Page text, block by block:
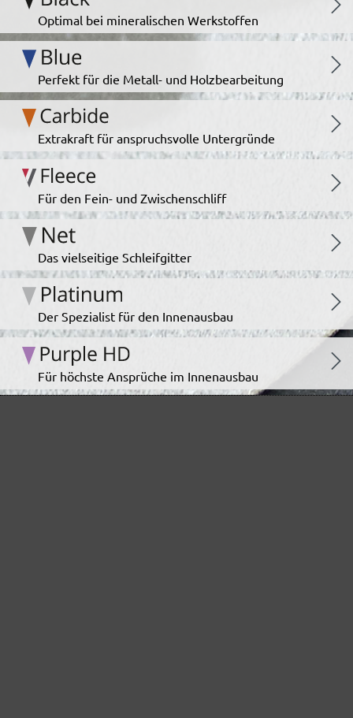
Optimal bei mineralischen Werkstoffen
Perfekt für die Metall- und Holzbearbeitung
Extrakraft für anspruchsvolle Untergründe
Für den Fein- und Zwischenschliff
Das vielseitige Schleifgitter
Der Spezialist für den Innenausbau
Für höchste Ansprüche im Innenausbau